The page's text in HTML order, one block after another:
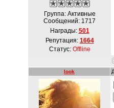
Группа: Активные
Сообщений: 1717
Награды: 501
Репутация: 1664
Статус: Offline
look